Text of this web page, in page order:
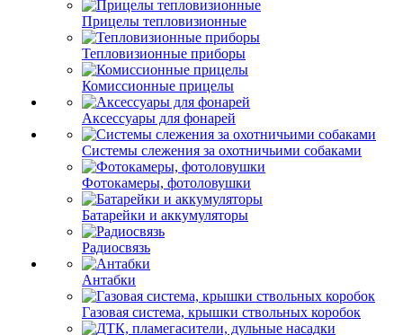
Прицелы тепловизионные
Тепловизионные приборы
Комиссионные прицелы
Аксессуары для фонарей
Системы слежения за охотничьими собаками
Фотокамеры, фотоловушки
Батарейки и аккумуляторы
Радиосвязь
Антабки
Газовая система, крышки ствольных коробок